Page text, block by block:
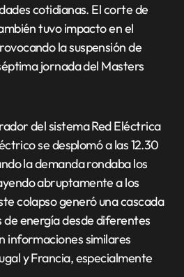
cotidianas. El corte de
tuvo impacto en el
la suspensión de
jornada del Masters
del sistema Red Eléctrica
se desplomó a las 12.30
la demanda rondaba los
abruptamente a los
colapso generó una cascada
energía desde diferentes
informaciones similares
y Francia, especialmente